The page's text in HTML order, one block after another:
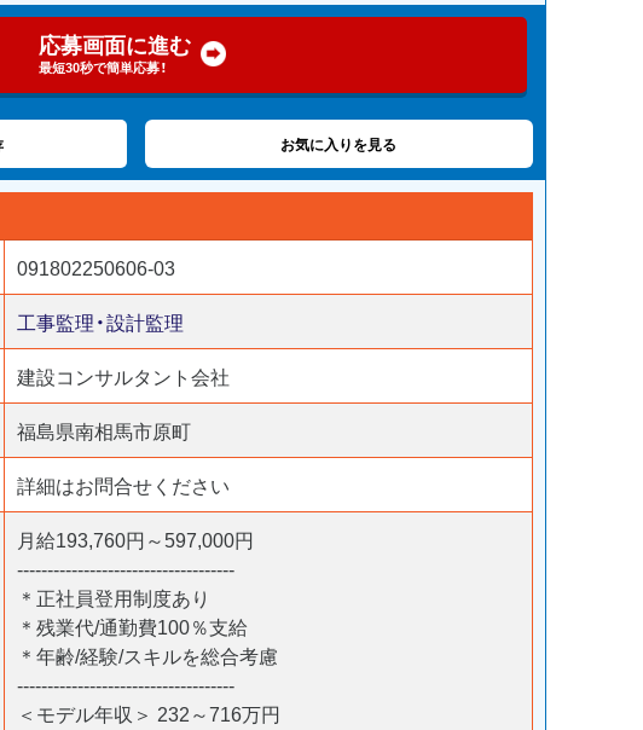
応募画面に進む
最短30秒で簡単応募！
お気に入りを見る
091802250606-03
工事監理・設計監理
建設コンサルタント会社
福島県南相馬市原町
詳細はお問合せください
月給193,760円～597,000円
------------------------------------
＊正社員登用制度あり
＊残業代/通勤費100％支給
＊年齢/経験/スキルを総合考慮
------------------------------------
＜モデル年収＞ 232～716万円